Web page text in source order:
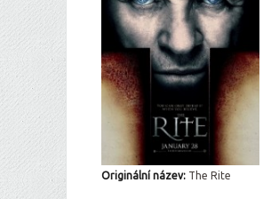
Originální název: The Rite